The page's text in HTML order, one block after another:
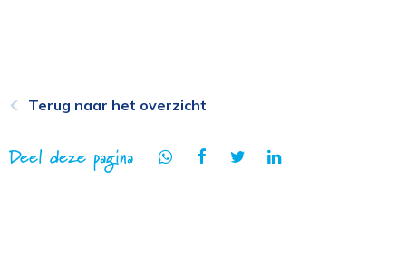
Terug naar het overzicht
Deel deze pagina